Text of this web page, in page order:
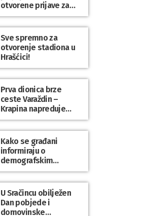
otvorene prijave za
općinske potpore
Sve spremno za
otvorenje stadiona u
Hrašćici!
Prva dionica brze
ceste Varaždin –
Krapina napreduje
prema planu
Kako se građani
informiraju o
demografskim
mjerama? Sudjelujte u
istraživanju!
U Sračincu obilježen
Dan pobjede i
domovinske